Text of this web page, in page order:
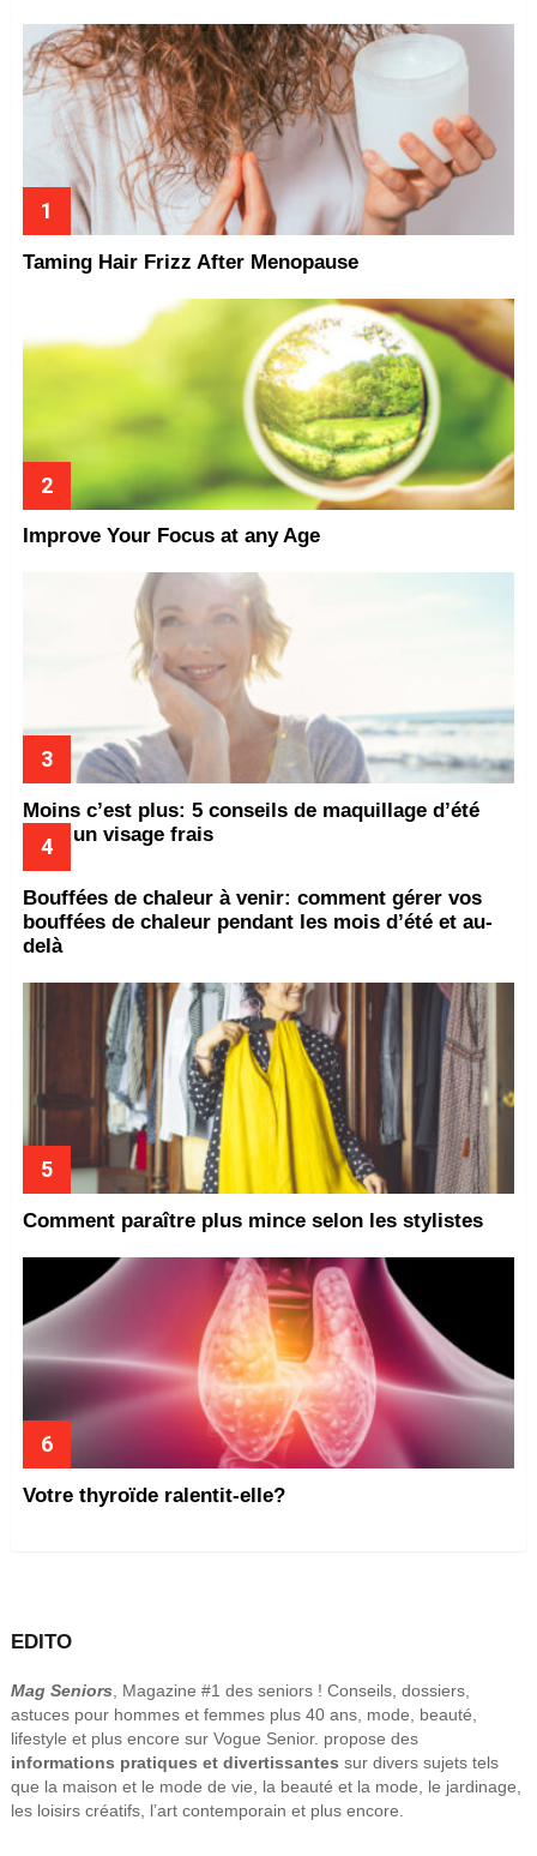
Taming Hair Frizz After Menopause
Improve Your Focus at any Age
Moins c’est plus: 5 conseils de maquillage d’été
pour un visage frais
Bouffées de chaleur à venir: comment gérer vos
bouffées de chaleur pendant les mois d’été et au-
delà
Comment paraître plus mince selon les stylistes
Votre thyroïde ralentit-elle?
EDITO
Mag Seniors , Magazine #1 des seniors ! Conseils, dossiers,
astuces pour hommes et femmes plus 40 ans, mode, beauté,
lifestyle et plus encore sur Vogue Senior. propose des
informations pratiques et divertissantes sur divers sujets tels
que la maison et le mode de vie, la beauté et la mode, le jardinage,
les loisirs créatifs, l’art contemporain et plus encore.